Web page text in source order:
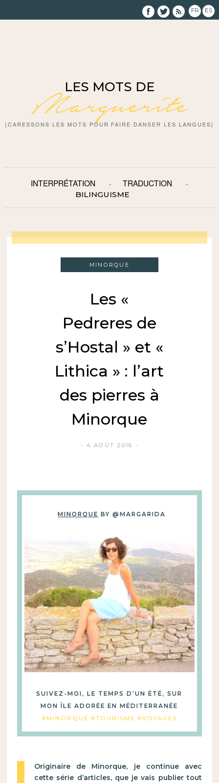
FR ES
LES MOTS DE
Marguerite
{CARESSONS LES MOTS POUR FAIRE DANSER LES LANGUES}
INTERPRÉTATION TRADUCTION
BILINGUISME
MINORQUE
Les «
Pedreres de
s’Hostal » et «
Lithica » : l’art
des pierres à
Minorque
4 AOÛT 2016
MINORQUE BY @MARGARIDA
SUIVEZ-MOI, LE TEMPS D’UN ÉTÉ, SUR
MON ÎLE ADORÉE EN MÉDITERRANÉE
#MINORQUE #TOURISME #VOYAGES
Originaire de Minorque, je continue avec
cette série d’articles, que je vais publier tout